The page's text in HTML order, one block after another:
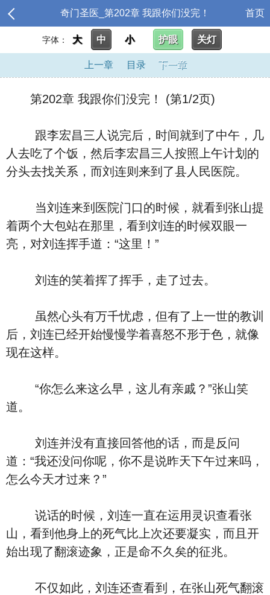
奇门圣医_第202章 我跟你们没完！ 首页
字体： 大 中 小 护眼 关灯
上一章 目录 下一章
第202章 我跟你们没完！ (第1/2页)
跟李宏昌三人说完后，时间就到了中午，几
人去吃了个饭，然后李宏昌三人按照上午计划的
分头去找关系，而刘连则来到了县人民医院。
当刘连来到医院门口的时候，就看到张山提
着两个大包站在那里，看到刘连的时候双眼一
亮，对刘连挥手道：“这里！”
刘连的笑着挥了挥手，走了过去。
虽然心头有万千忧虑，但有了上一世的教训
后，刘连已经开始慢慢学着喜怒不形于色，就像
现在这样。
“你怎么来这么早，这儿有亲戚？”张山笑
道。
刘连并没有直接回答他的话，而是反问
道：“我还没问你呢，你不是说昨天下午过来吗，
怎么今天才过来？”
说话的时候，刘连一直在运用灵识查看张
山，看到他身上的死气比上次还要凝实，而且开
始出现了翻滚迹象，正是命不久矣的征兆。
不仅如此，刘连还查看到，在张山死气翻滚